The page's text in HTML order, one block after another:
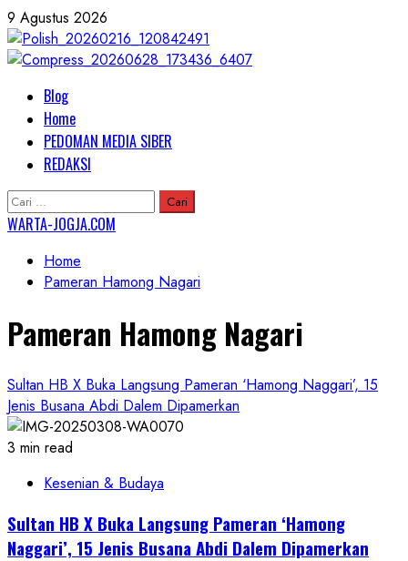
Skip
to
content
9 Agustus 2026
Primary
Menu
Blog
Home
PEDOMAN MEDIA SIBER
REDAKSI
Cari
untuk:
WARTA-JOGJA.COM
Home
Pameran Hamong Nagari
Pameran Hamong Nagari
Sultan HB X Buka Langsung Pameran ‘Hamong Naggari’, 15
Jenis Busana Abdi Dalem Dipamerkan
3 min read
Kesenian & Budaya
Sultan HB X Buka Langsung Pameran ‘Hamong
Naggari’, 15 Jenis Busana Abdi Dalem Dipamerkan